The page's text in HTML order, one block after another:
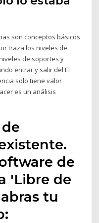
son conceptos básicos
traza los niveles de
de soportes y
entrar y salir del El
solo tiene valor
es un análisis
de
'Libre de
tu